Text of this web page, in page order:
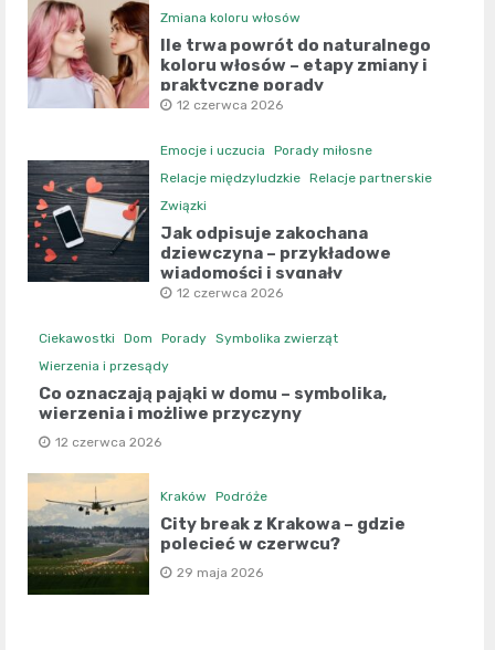
Zmiana koloru włosów
Ile trwa powrót do naturalnego
koloru włosów – etapy zmiany i
praktyczne porady
12 czerwca 2026
Emocje i uczucia
Porady miłosne
Relacje międzyludzkie Relacje partnerskie
Związki
Jak odpisuje zakochana
dziewczyna – przykładowe
wiadomości i sygnały
12 czerwca 2026
Ciekawostki Dom Porady Symbolika zwierząt
Wierzenia i przesądy
Co oznaczają pająki w domu – symbolika,
wierzenia i możliwe przyczyny
12 czerwca 2026
Kraków Podróże
City break z Krakowa – gdzie
polecieć w czerwcu?
29 maja 2026